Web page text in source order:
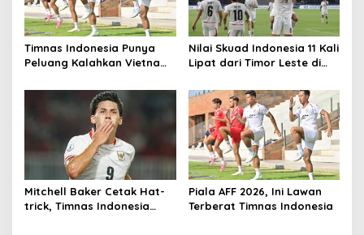
Timnas Indonesia Punya
Peluang Kalahkan Vietnam
Piala AFF 2026
Nilai Skuad Indonesia 11 Kali
Lipat dari Timor Leste di
Mitchell Baker Cetak Hat-
trick, Timnas Indonesia
Piala AFF 2026, Ini Lawan
Terberat Timnas Indonesia